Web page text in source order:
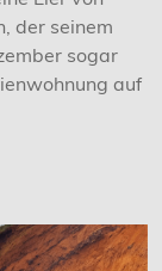
der seinem
sogar
auf